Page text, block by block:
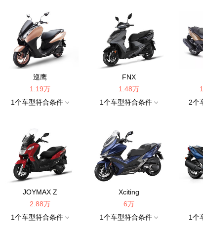
巡鹰
1.19万
1个车型符合条件
FNX
1.48万
1个车型符合条件
2个
JOYMAX Z
2.88万
1个车型符合条件
Xciting
6万
1个车型符合条件
1个